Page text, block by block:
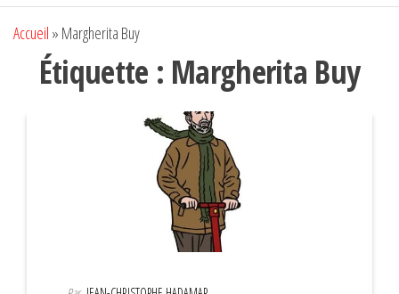
Accueil » Margherita Buy
Étiquette : Margherita Buy